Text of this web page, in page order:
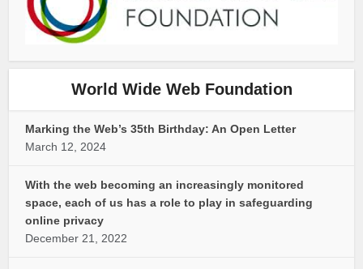
World Wide Web Foundation
Marking the Web’s 35th Birthday: An Open Letter
March 12, 2024
With the web becoming an increasingly monitored
space, each of us has a role to play in safeguarding
online privacy
December 21, 2022